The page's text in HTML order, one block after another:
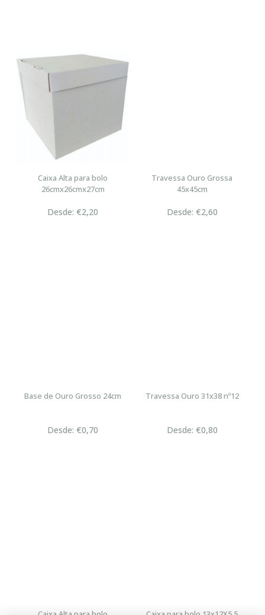
Caixa Alta para bolo
26cmx26cmx27cm
Desde: €2,20
Travessa Ouro Grossa
45x45cm
Desde: €2,60
Base de Ouro Grosso 24cm
Desde: €0,70
Travessa Ouro 31x38 nº12
Desde: €0,80